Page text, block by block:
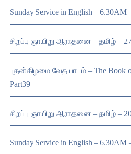
Sunday Service in English – 6.30AM
சிறப்பு ஞாயிறு ஆராதனை – தமிழ் –
புதன்கிழமை வேத பாடம் – The Book
Part39
சிறப்பு ஞாயிறு ஆராதனை – தமிழ் –
Sunday Service in English – 6.30AM